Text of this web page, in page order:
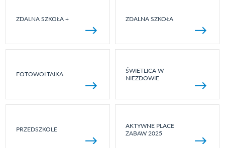
ZDALNA SZKOŁA + ZDALNA SZKOŁA
FOTOWOLTAIKA
ŚWIETLICA W
NIEZDOWIE
PRZEDSZKOLE
AKTYWNE PLACE
ZABAW 2025